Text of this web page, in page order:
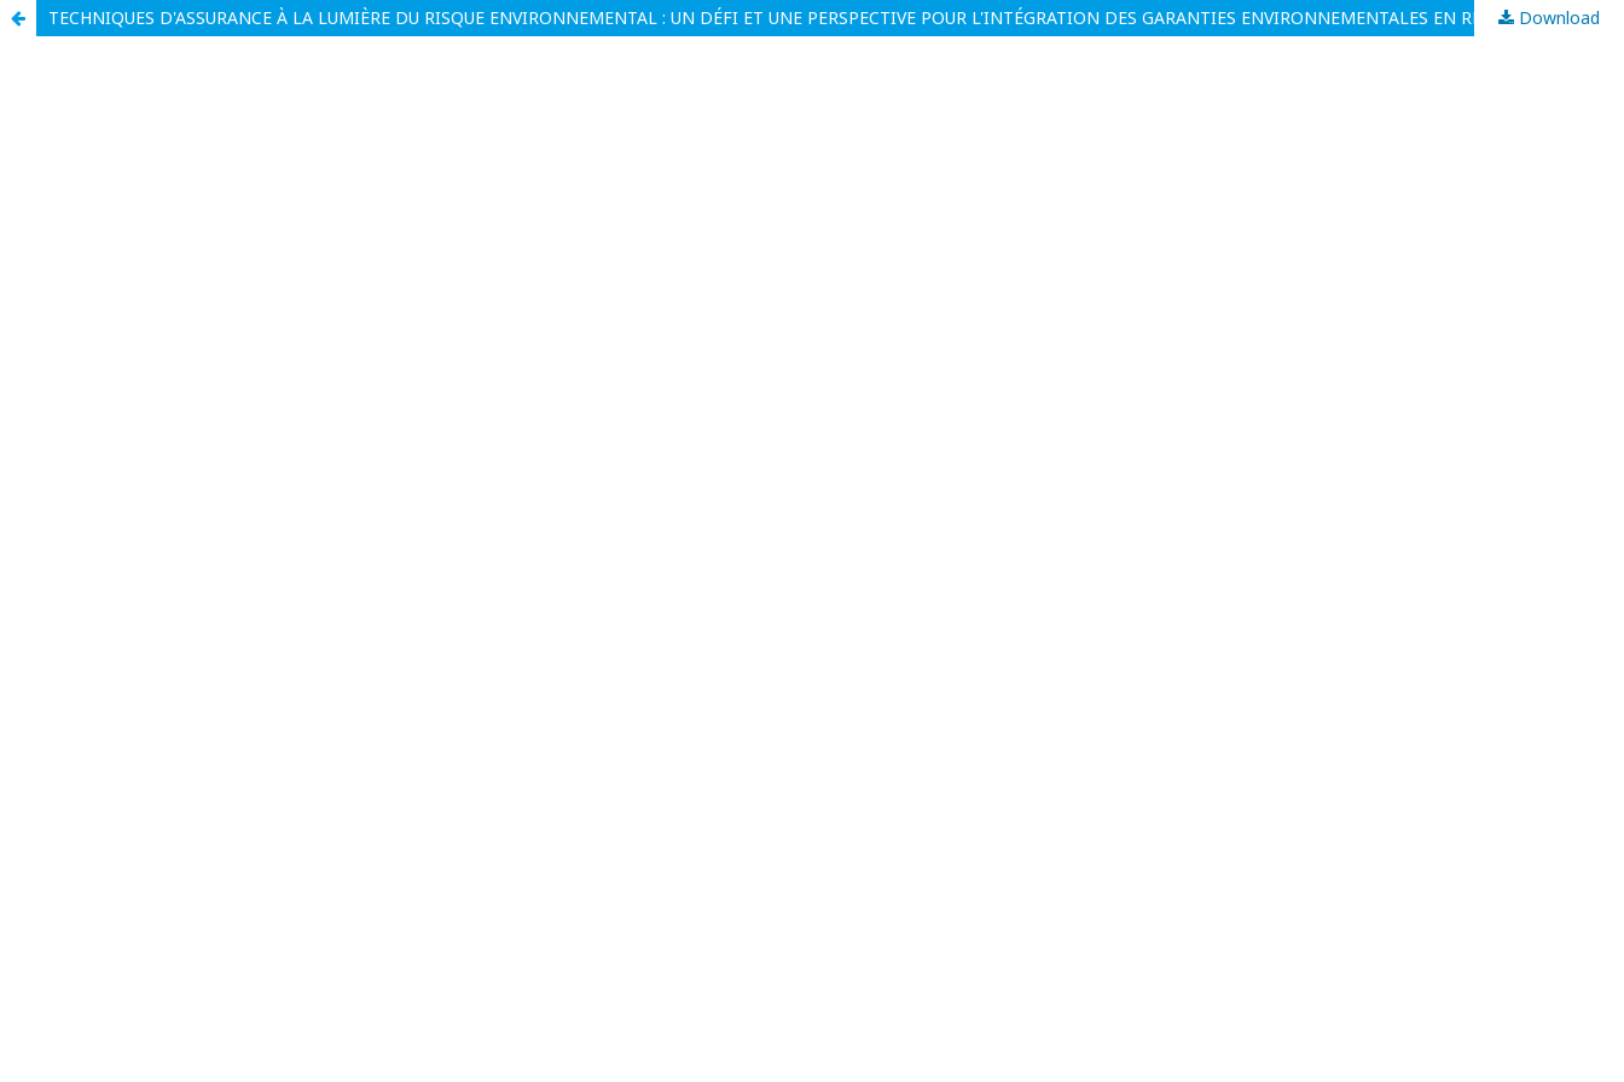
TECHNIQUES D'ASSURANCE À LA LUMIÈRE DU RISQUE ENVIRONNEMENTAL : UN DÉFI ET UNE PERSPECTIVE POUR L'INTÉGRATION DES GARANTIES ENVIRONNEMENTALES EN RDC Download